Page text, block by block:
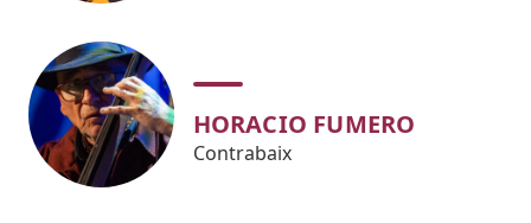
HORACIO FUMERO
Contrabaix